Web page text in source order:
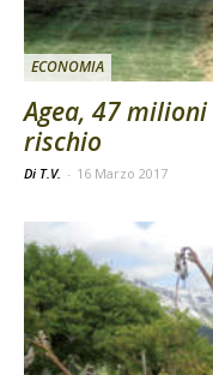
ECONOMIA
Agea, 47
rischio
Di T.V. - 16 Marzo 2017